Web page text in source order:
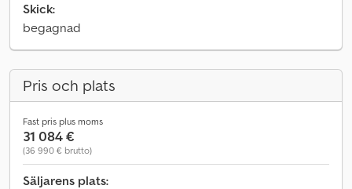
Skick:
begagnad
Pris och plats
Fast pris plus moms
31 084 €
(36 990 € brutto)
Säljarens plats: